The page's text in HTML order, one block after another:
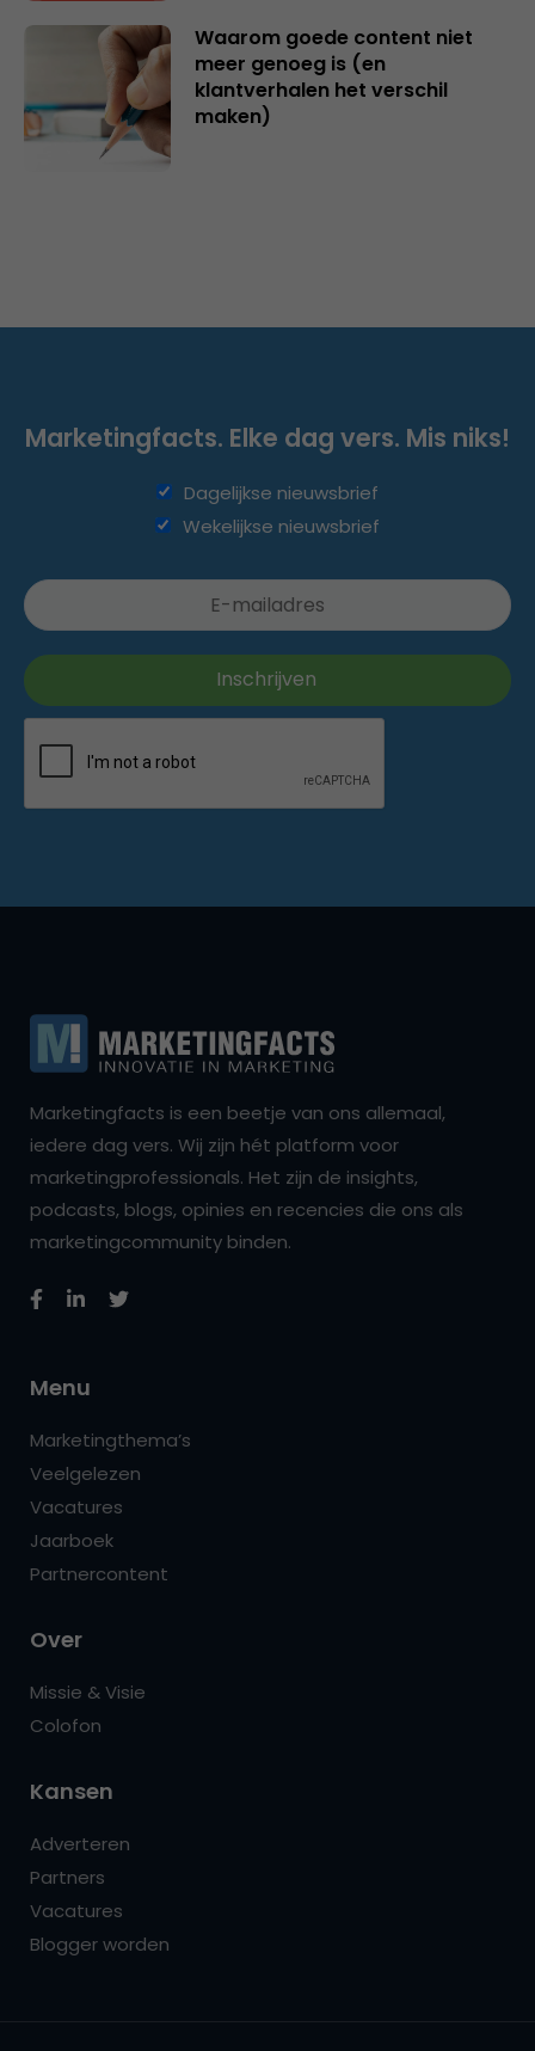
Waarom goede content niet
meer genoeg is (en
klantverhalen het verschil
maken)
Marketingfacts. Elke dag vers. Mis niks!
Dagelijkse nieuwsbrief
Wekelijkse nieuwsbrief
Marketingfacts is een beetje van ons allemaal,
iedere dag vers. Wij zijn hét platform voor
marketingprofessionals. Het zijn de insights,
podcasts, blogs, opinies en recencies die ons als
marketingcommunity binden.
Menu
Marketingthema’s
Veelgelezen
Vacatures
Jaarboek
Partnercontent
Over
Missie & Visie
Colofon
Kansen
Adverteren
Partners
Vacatures
Blogger worden